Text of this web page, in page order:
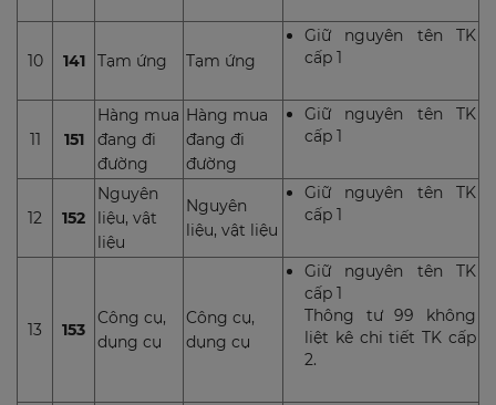
10 141 Tạm ứng Tạm ứng
Giữ nguyên tên TK
cấp 1
11 151
Hàng mua
đang đi
đường
Hàng mua
đang đi
đường
Giữ nguyên tên TK
cấp 1
12 152
Nguyên
liệu, vật
liệu
Nguyên
liệu, vật liệu
Giữ nguyên tên TK
cấp 1
13 153
Công cụ,
dụng cụ
Công cụ,
dụng cụ
Giữ nguyên tên TK
cấp 1
Thông tư 99 không
liệt kê chi tiết TK cấp
2.